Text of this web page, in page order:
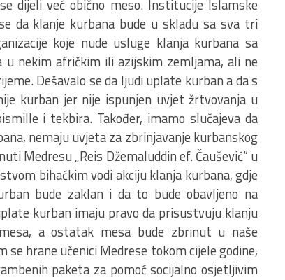
dijeli već obično meso. Institucije Islamske
da klanje kurbana bude u skladu sa sva tri
koje nude usluge klanja kurbana sa
nekim afričkim ili azijskim zemljama, ali ne
Dešavalo se da ljudi uplate kurban a da s
kurban jer nije ispunjen uvjet žrtvovanja u
i tekbira. Također, imamo slučajeva da
nemaju uvjeta za zbrinjavanje kurbanskog
Medresu „Reis Džemaluddin ef. Čaušević“ u
bihaćkim vodi akciju klanja kurbana, gdje
bude zaklan i da to bude obavljeno na
kurban imaju pravo da prisustvuju klanju
a ostatak mesa bude zbrinut u naše
se hrane učenici Medrese tokom cijele godine,
paketa za pomoć socijalno osjetljivim